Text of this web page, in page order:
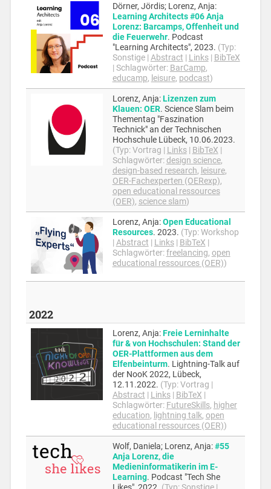
Dörner, Jördis; Lorenz, Anja:
Learning Architects #06 Anja
Lorenz: Barcamps, Offenheit und
die Feuerwehr. Podcast
"Learning Architects", 2023. (Typ:
Sonstige| Abstract | Links| BibTeX
| Schlagwörter: BarCamp,
educamp, leisure, podcast)
Lorenz, Anja:Lizenzen zum
Klauen: OER. Science Slam beim
Thementag "Faszination
Technick" an der Technischen
Hochschule Lübeck, 10.06.2023.
(Typ:Vortrag | Links| BibTeX |
Schlagwörter: design science,
design-based research, leisure,
OER-Fachexperten (OERexp),
open educational ressources
(OER), science slam)
Lorenz, Anja:Open Educational
Resources. 2023. (Typ:Workshop
| Abstract | Links| BibTeX |
Schlagwörter:freelancing, open
educational ressources (OER))
2022
Lorenz, Anja:Freie Lerninhalte
für & von Hochschulen: Stand der
OER-Plattformen aus dem
Elfenbeinturm. Lightning-Talk auf
der NooK 2022, Lübeck,
12.11.2022. (Typ:Vortrag |
Abstract | Links| BibTeX |
Schlagwörter: FutureSkills, higher
education, lightning talk, open
educational ressources (OER))
Wolf, Daniela; Lorenz, Anja:#55
Anja Lorenz, die
Medieninformatikerin im E-
Learning. Podcast "Tech She